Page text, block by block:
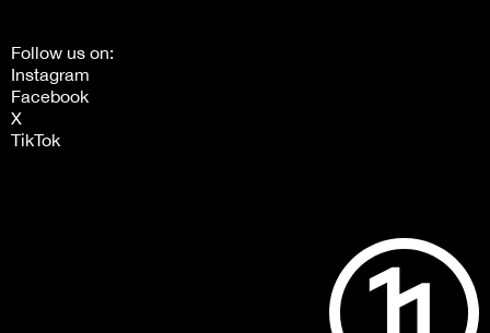
Follow us on:
Instagram
Facebook
X
TikTok